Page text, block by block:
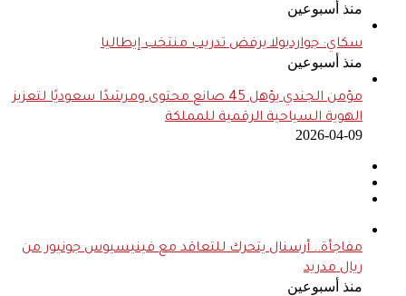
منذ أسبوعين
سكاي: جوارديولا يرفض تدريب منتخب إيطاليا
منذ أسبوعين
مؤمن الجندي يؤهل 45 صانع محتوى ومرشدًا سعوديًا لتعزيز
الهوية السياحية الرقمية للمملكة
2026-04-09
مفاجأة.. أرسنال يتحرك للتعاقد مع فينيسيوس جونيور من
ريال مدريد
منذ أسبوعين